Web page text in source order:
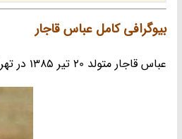
بیوگرافی کامل عباس قاجار
عباس قاجار متولد 20 تیر 1385 در تهران بازیگر سینما ، تئاتر و تلویزیون ایران بود.